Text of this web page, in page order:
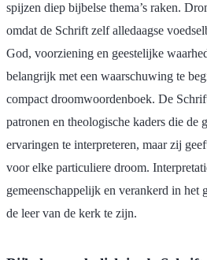
spijzen diep bijbelse thema’s raken.
omdat de Schrift zelf alledaagse
God, voorziening en geestelijke
belangrijk met een waarschuwing te
compact droomwoordenboek. De
patronen en theologische kaders die de
ervaringen te interpreteren, maar zij
voor elke particuliere droom.
gemeenschappelijk en verankerd in het
de leer van de kerk te zijn.